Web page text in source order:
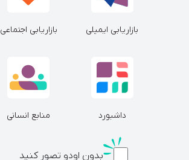
بازاریابی ایمیلی بازاریابی اجتماعی
داشبورد منابع انسانی
بدون اودو تصور کنید